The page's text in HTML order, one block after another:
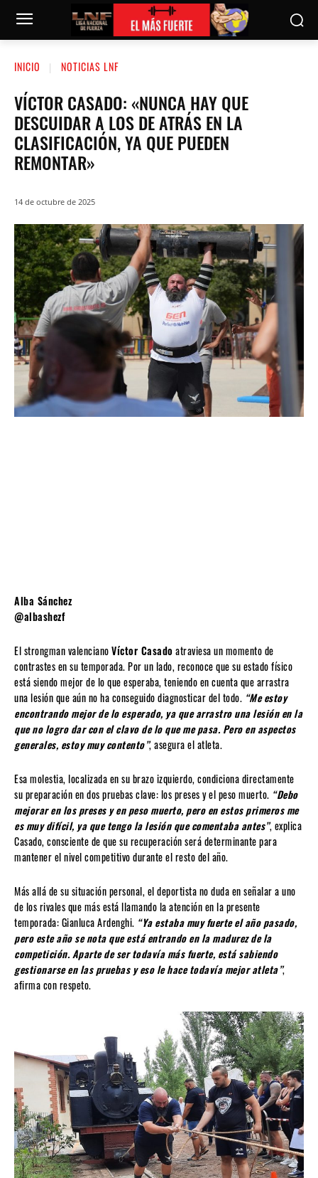
INICIO NOTICIAS LNF
VÍCTOR CASADO: «NUNCA HAY QUE
DESCUIDAR A LOS DE ATRÁS EN LA
CLASIFICACIÓN, YA QUE PUEDEN
REMONTAR»
14 de octubre de 2025
Alba Sánchez
@albashezf
El strongman valencianoVíctor Casado atraviesa un momento de
contrastes en su temporada. Por un lado, reconoce que su estado físico
está siendo mejor de lo que esperaba, teniendo en cuenta que arrastra
una lesión que aún no ha conseguido diagnosticar del todo. “Me estoy
encontrando mejor de lo esperado, ya que arrastro una lesión en la
que no logro dar con el clavo de lo que me pasa. Pero en aspectos
generales, estoy muy contento”, asegura el atleta.
Esa molestia, localizada en su brazo izquierdo, condiciona directamente
su preparación en dos pruebas clave: los preses y el peso muerto. “Debo
mejorar en los preses y en peso muerto, pero en estos primeros me
es muy difícil, ya que tengo la lesión que comentaba antes”, explica
Casado, consciente de que su recuperación será determinante para
mantener el nivel competitivo durante el resto del año.
Más allá de su situación personal, el deportista no duda en señalar a uno
de los rivales que más está llamando la atención en la presente
temporada: Gianluca Ardenghi. “Ya estaba muy fuerte el año pasado,
pero este año se nota que está entrando en la madurez de la
competición. Aparte de ser todavía más fuerte, está sabiendo
gestionarse en las pruebas y eso le hace todavía mejor atleta”,
afirma con respeto.